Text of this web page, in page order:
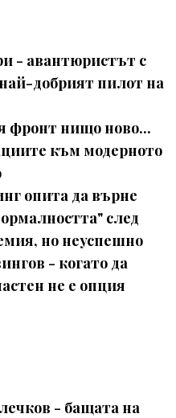
- авантюристът с
добрият пилот на
фронт нищо ново...
към модерното
опита да върне
след
но неуспешно
- когато да
не е опция
- бащата на